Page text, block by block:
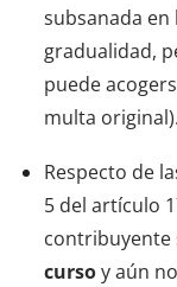
subsanada
gradualidad,
puede
multa original).
Respecto de
5 del artículo
contribuyente
cursoy aún